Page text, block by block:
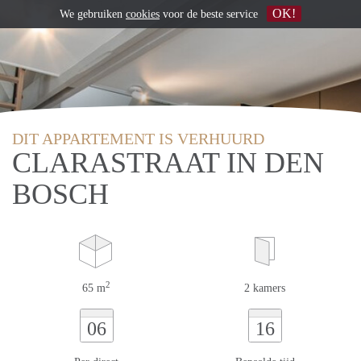
DIT APPARTEMENT IS VERHUURD
CLARASTRAAT IN DEN
BOSCH
65 m2 2 kamers
06 16
We gebruiken cookies voor de beste service OK!